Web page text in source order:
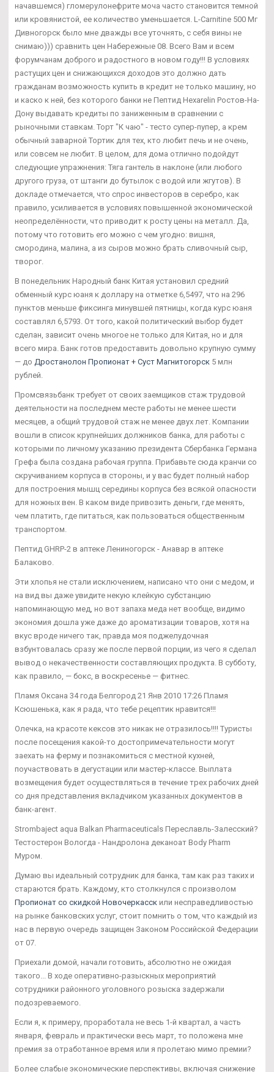
начавшемся) гломерулонефрите моча часто становится темной
или кровянистой, ее количество уменьшается. L-Carnitine 500 Мг
Дивногорск было мне дважды все уточнять, с себя вины не
снимаю))) сравнить цен Набережные 08. Всего Вам и всем
форумчанам доброго и радостного в новом году!!! В условиях
растущих цен и снижающихся доходов это должно дать
гражданам возможность купить в кредит не только машину, но
и каско к ней, без которого банки не Пептид Hexarelin Ростов-На-
Дону выдавать кредиты по заниженным в сравнении с
рыночными ставкам. Торт "К чаю" - тесто супер-пупер, а крем
обычный заварной Тортик для тех, кто любит печь и не очень,
или совсем не любит. В целом, для дома отлично подойдут
следующие упражнения: Тяга гантель в наклоне (или любого
другого груза, от штанги до бутылок с водой или жгутов). В
докладе отмечается, что спрос инвесторов в серебро, как
правило, усиливается в условиях повышенной экономической
неопределённости, что приводит к росту цены на металл. Да,
потому что готовить его можно с чем угодно: вишня,
смородина, малина, а из сыров можно брать сливочный сыр,
творог.
В понедельник Народный банк Китая установил средний
обменный курс юаня к доллару на отметке 6,5497, что на 296
пунктов меньше фиксинга минувшей пятницы, когда курс юаня
составлял 6,5793. От того, какой политический выбор будет
сделан, зависит очень многое не только для Китая, но и для
всего мира. Банк готов предоставить довольно крупную сумму
— до Дростанолон Пропионат + Суст Магнитогорск 5 млн
рублей.
Промсвязьбанк требует от своих заемщиков стаж трудовой
деятельности на последнем месте работы не менее шести
месяцев, а общий трудовой стаж не менее двух лет. Компании
вошли в список крупнейших должников банка, для работы с
которыми по личному указанию президента Сбербанка Германа
Грефа была создана рабочая группа. Прибавьте сюда кранчи со
скручиванием корпуса в стороны, и у вас будет полный набор
для построения мышц середины корпуса без всякой опасности
для ножных вен. В каком виде привозить деньги, где менять,
чем платить, где питаться, как пользоваться общественным
транспортом.
Пептид GHRP-2 в аптеке Лениногорск - Анавар в аптеке
Балаково.
Эти хлопья не стали исключением, написано что они с медом, и
на вид вы даже увидите некую клейкую субстанцию
напоминающую мед, но вот запаха меда нет вообще, видимо
экономия дошла уже даже до ароматизации товаров, хотя на
вкус вроде ничего так, правда моя поджелудочная
взбунтовалась сразу же после первой порции, из чего я сделал
вывод о некачественности составляющих продукта. В субботу,
как правило, — бокс, в воскресенье — фитнес.
Пламя Оксана 34 года Белгород 21 Янв 2010 17:26 Пламя
Ксюшенька, как я рада, что тебе рецептик нравится!!!
Олечка, на красоте кексов это никак не отразилось!!!! Туристы
после посещения какой-то достопримечательности могут
заехать на ферму и познакомиться с местной кухней,
поучаствовать в дегустации или мастер-классе. Выплата
возмещения будет осуществляться в течение трех рабочих дней
со дня представления вкладчиком указанных документов в
банк-агент.
Strombaject aqua Balkan Pharmaceuticals Переславль-Залесский?
Тестостерон Вологда - Нандролона деканоат Body Pharm
Муром.
Думаю вы идеальный сотрудник для банка, там как раз таких и
стараются брать. Каждому, кто столкнулся с произволом
Пропионат со скидкой Новочеркасск или несправедливостью
на рынке банковских услуг, стоит помнить о том, что каждый из
нас в первую очередь защищен Законом Российской Федерации
от 07.
Приехали домой, начали готовить, абсолютно не ожидая
такого... В ходе оперативно-разыскных мероприятий
сотрудники районного уголовного розыска задержали
подозреваемого.
Если я, к примеру, проработала не весь 1-й квартал, а часть
января, февраль и практически весь март, то положена мне
премия за отработанное время или я пролетаю мимо премии?
Более слабые экономические перспективы, включая снижение